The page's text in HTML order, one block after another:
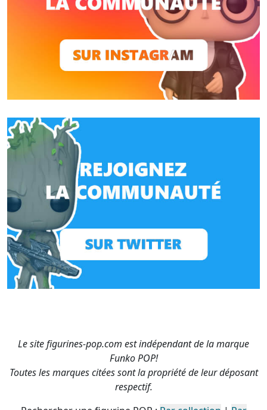
Le site figurines-pop.com est indépendant de la marque
Funko POP!
Toutes les marques citées sont la propriété de leur déposant
respectif.